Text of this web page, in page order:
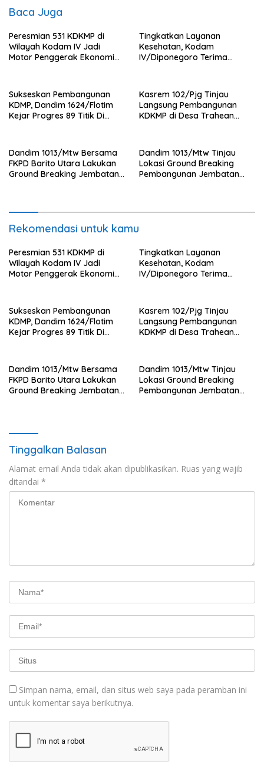
Baca Juga
Peresmian 531 KDKMP di
Wilayah Kodam IV Jadi
Motor Penggerak Ekonomi
Tingkatkan Layanan
Kesehatan, Kodam
IV/Diponegoro Terima
Sukseskan Pembangunan
KDMP, Dandim 1624/Flotim
Kejar Progres 89 Titik Di
Kasrem 102/Pjg Tinjau
Langsung Pembangunan
KDKMP di Desa Trahean
Dandim 1013/Mtw Bersama
FKPD Barito Utara Lakukan
Ground Breaking Jembatan
Dandim 1013/Mtw Tinjau
Lokasi Ground Breaking
Pembangunan Jembatan
Rekomendasi untuk kamu
Peresmian 531 KDKMP di
Wilayah Kodam IV Jadi
Motor Penggerak Ekonomi
Tingkatkan Layanan
Kesehatan, Kodam
IV/Diponegoro Terima
Sukseskan Pembangunan
KDMP, Dandim 1624/Flotim
Kejar Progres 89 Titik Di
Kasrem 102/Pjg Tinjau
Langsung Pembangunan
KDKMP di Desa Trahean
Dandim 1013/Mtw Bersama
FKPD Barito Utara Lakukan
Ground Breaking Jembatan
Dandim 1013/Mtw Tinjau
Lokasi Ground Breaking
Pembangunan Jembatan
Tinggalkan Balasan
Alamat email Anda tidak akan dipublikasikan. Ruas yang wajib
ditandai *
Simpan nama, email, dan situs web saya pada peramban ini
untuk komentar saya berikutnya.